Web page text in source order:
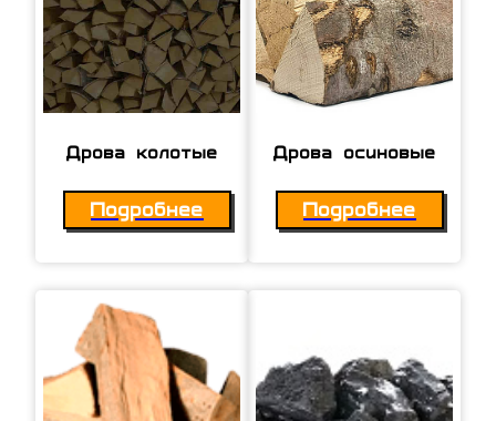
Дрова колотые
Подробнее
Дрова осиновые
Подробнее